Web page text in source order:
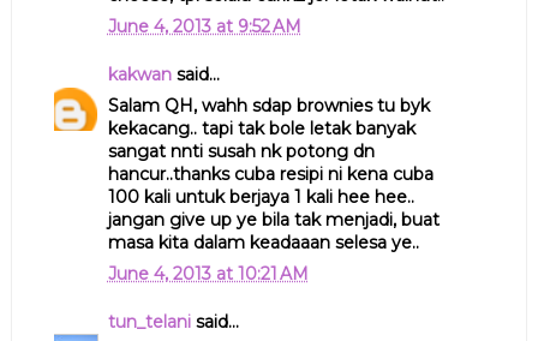
June 4, 2013 at 9:52 AM
kakwansaid...
Salam QH, wahh sdap brownies tu byk
kekacang.. tapi tak bole letak banyak
sangat nnti susah nk potong dn
hancur..thanks cuba resipi ni kena cuba
100 kali untuk berjaya 1 kali hee hee..
jangan give up ye bila tak menjadi, buat
masa kita dalam keadaaan selesa ye..
June 4, 2013 at 10:21 AM
tun_telanisaid...